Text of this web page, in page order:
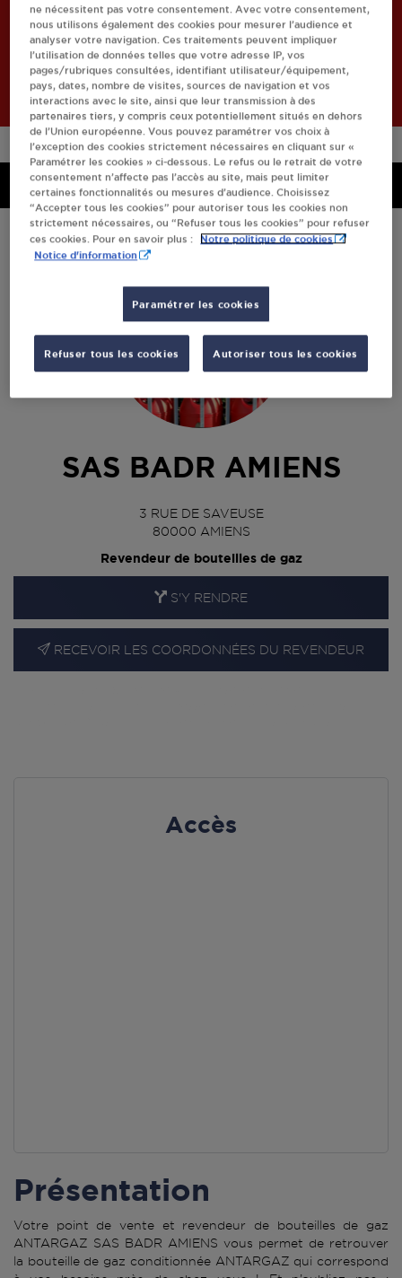
Recherchez un autre revendeur
Retourner à l'accueil
Menu
SAS BADR AMIENS
3 RUE DE SAVEUSE
80000 AMIENS
Revendeur de bouteilles de gaz
S'Y RENDRE
RECEVOIR LES COORDONNÉES DU REVENDEUR
Accès
Présentation
Votre point de vente et revendeur de bouteilles de gaz
ANTARGAZ SAS BADR AMIENS vous permet de retrouver
la bouteille de gaz conditionnée ANTARGAZ qui correspond
ne nécessitent pas votre consentement. Avec votre consentement,
nous utilisons également des cookies pour mesurer l’audience et
analyser votre navigation. Ces traitements peuvent impliquer
l’utilisation de données telles que votre adresse IP, vos
pages/rubriques consultées, identifiant utilisateur/équipement,
pays, dates, nombre de visites, sources de navigation et vos
interactions avec le site, ainsi que leur transmission à des
partenaires tiers, y compris ceux potentiellement situés en dehors
de l’Union européenne. Vous pouvez paramétrer vos choix à
l’exception des cookies strictement nécessaires en cliquant sur «
Paramétrer les cookies » ci-dessous. Le refus ou le retrait de votre
consentement n’affecte pas l’accès au site, mais peut limiter
certaines fonctionnalités ou mesures d’audience. Choisissez
“Accepter tous les cookies” pour autoriser tous les cookies non
strictement nécessaires, ou “Refuser tous les cookies” pour refuser
ces cookies. Pour en savoir plus :
Notre politique de cookies
Notice d'information
Paramétrer les cookies
Refuser tous les cookies Autoriser tous les cookies